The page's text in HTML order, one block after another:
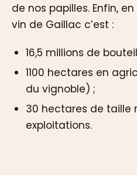
de nos papilles. Enfin,
vin de Gaillac c’est :
16,5 millions de
1100 hectares en
du vignoble) ;
30 hectares de taille
exploitations.